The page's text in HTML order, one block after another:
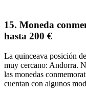
15. Moneda
hasta 200 €
La quinceava posición
muy cercano: Andorra.
las monedas
cuentan con algunos